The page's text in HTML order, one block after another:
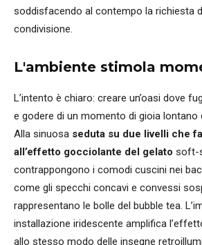
soddisfacendo al contempo la richiesta
condivisione.
L'ambiente stimola
L’intento è chiaro: creare un’oasi dove
e godere di un momento di gioia lontano
Alla sinuosa seduta su due livelli che
all’effetto gocciolante del gelato soft-
contrappongono i comodi cuscini nei
come gli specchi concavi e convessi
rappresentano le bolle del bubble tea.
installazione iridescente amplifica
allo stesso modo delle insegne